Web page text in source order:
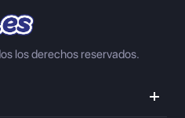
los derechos reservados.